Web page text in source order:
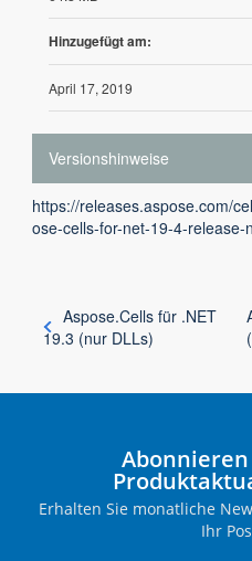
Hinzugefügt am:
April 17, 2019
Versionshinweise
https://releases.aspose.com/
ose-cells-for-net-19-4-release-
Aspose.Cells für .NET
19.3 (nur DLLs)
Abonnieren
Erhalten Sie monatliche
Ihr